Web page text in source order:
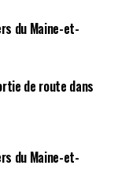
du Maine-et-
de route dans
du Maine-et-